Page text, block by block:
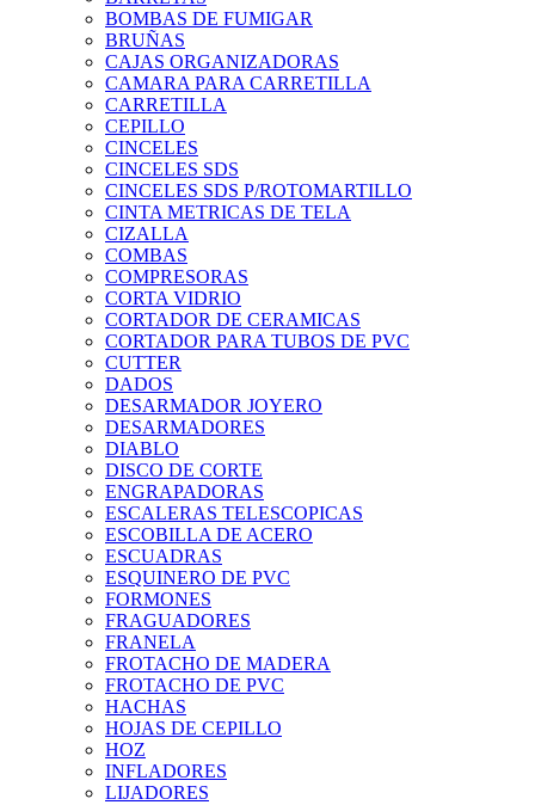
BOMBAS DE FUMIGAR
BRUÑAS
CAJAS ORGANIZADORAS
CAMARA PARA CARRETILLA
CARRETILLA
CEPILLO
CINCELES
CINCELES SDS
CINCELES SDS P/ROTOMARTILLO
CINTA METRICAS DE TELA
CIZALLA
COMBAS
COMPRESORAS
CORTA VIDRIO
CORTADOR DE CERAMICAS
CORTADOR PARA TUBOS DE PVC
CUTTER
DADOS
DESARMADOR JOYERO
DESARMADORES
DIABLO
DISCO DE CORTE
ENGRAPADORAS
ESCALERAS TELESCOPICAS
ESCOBILLA DE ACERO
ESCUADRAS
ESQUINERO DE PVC
FORMONES
FRAGUADORES
FRANELA
FROTACHO DE MADERA
FROTACHO DE PVC
HACHAS
HOJAS DE CEPILLO
HOZ
INFLADORES
LIJADORES